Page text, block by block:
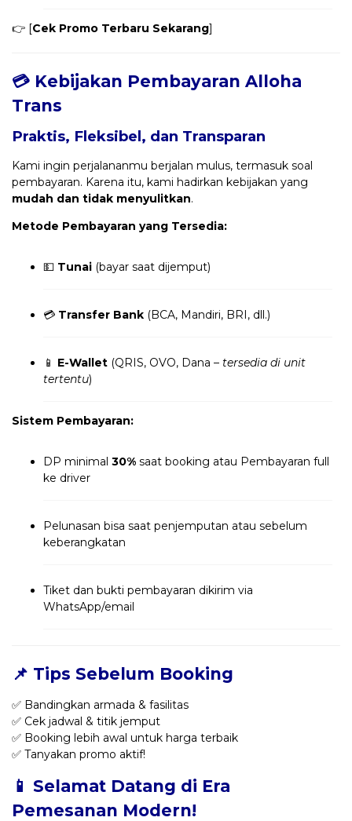
👉 [Cek Promo Terbaru Sekarang]
💳 Kebijakan Pembayaran Alloha
Trans
Praktis, Fleksibel, dan Transparan
Kami ingin perjalananmu berjalan mulus, termasuk soal
pembayaran. Karena itu, kami hadirkan kebijakan yang
mudah dan tidak menyulitkan.
Metode Pembayaran yang Tersedia:
💵 Tunai (bayar saat dijemput)
💳 Transfer Bank (BCA, Mandiri, BRI, dll.)
📱 E-Wallet (QRIS, OVO, Dana – tersedia di unit
tertentu)
Sistem Pembayaran:
DP minimal 30% saat booking atau Pembayaran full
ke driver
Pelunasan bisa saat penjemputan atau sebelum
keberangkatan
Tiket dan bukti pembayaran dikirim via
WhatsApp/email
📌 Tips Sebelum Booking
✅ Bandingkan armada & fasilitas
✅ Cek jadwal & titik jemput
✅ Booking lebih awal untuk harga terbaik
✅ Tanyakan promo aktif!
📱 Selamat Datang di Era
Pemesanan Modern!